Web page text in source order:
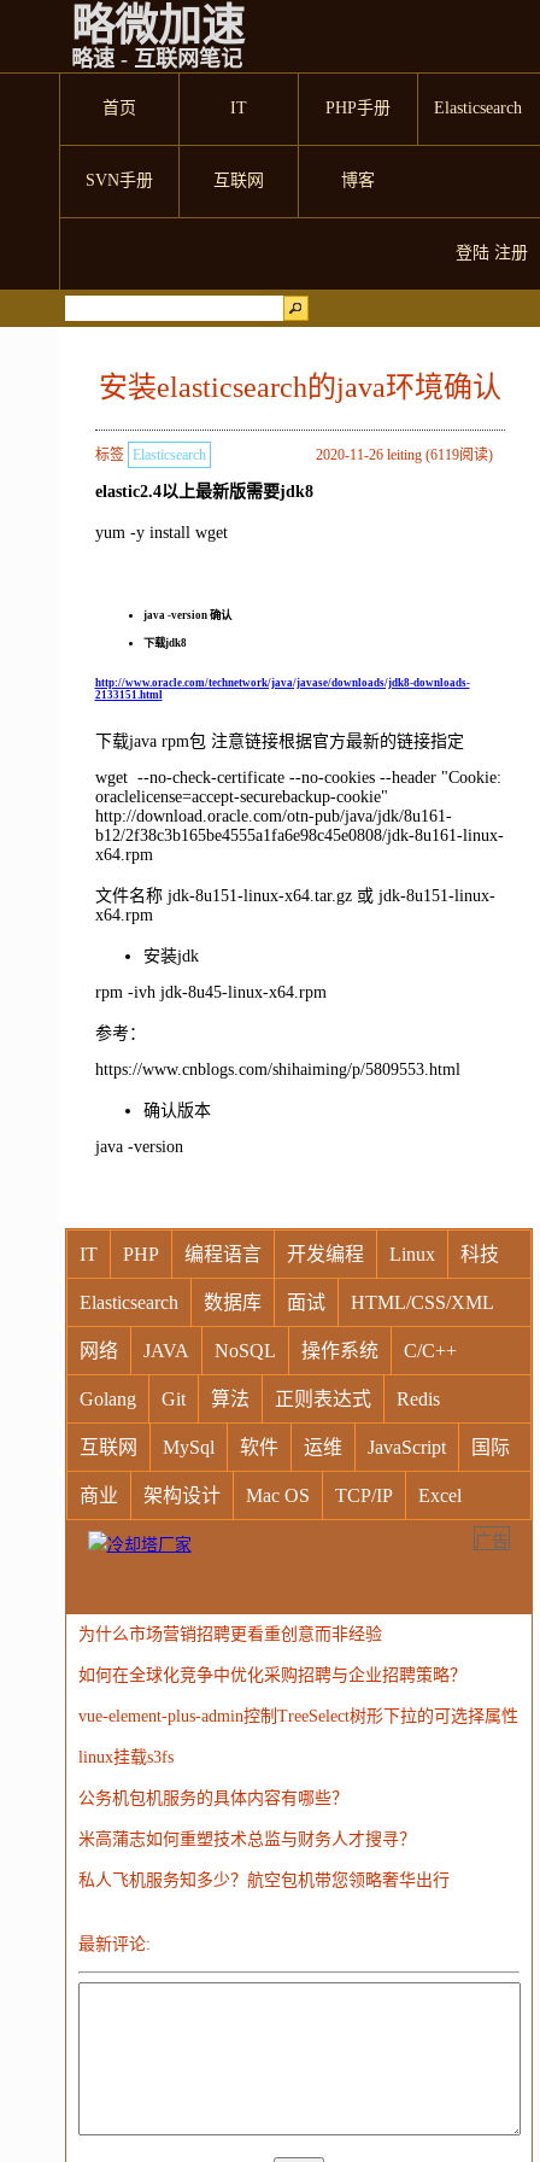
略微加速
略速 - 互联网笔记
首页 IT PHP手册 Elasticsearch
SVN手册 互联网 博客
登陆 注册
安装elasticsearch的java环境确认
2020-11-26 leiting (6119阅读)
标签 Elasticsearch
elastic2.4以上最新版需要jdk8
yum -y install wget
java -version 确认
下载jdk8
http://www.oracle.com/technetwork/java/javase/downloads/jdk8-downloads-
2133151.html
下载java rpm包 注意链接根据官方最新的链接指定
wget --no-check-certificate --no-cookies --header "Cookie:
oraclelicense=accept-securebackup-cookie"
http://download.oracle.com/otn-pub/java/jdk/8u161-
b12/2f38c3b165be4555a1fa6e98c45e0808/jdk-8u161-linux-
x64.rpm
文件名称 jdk-8u151-linux-x64.tar.gz 或 jdk-8u151-linux-
x64.rpm
安装jdk
rpm -ivh jdk-8u45-linux-x64.rpm
参考：
https://www.cnblogs.com/shihaiming/p/5809553.html
确认版本
java -version
IT PHP 编程语言 开发编程 Linux 科技
Elasticsearch 数据库 面试 HTML/CSS/XML
网络 JAVA NoSQL 操作系统 C/C++
Golang Git 算法 正则表达式 Redis
互联网 MySql 软件 运维 JavaScript 国际
商业 架构设计 Mac OS TCP/IP Excel
Windows Oracle
电子 娱乐 设计 摄影 nginx
WordPress HTTP 团建 数码电器 Docker
广告
为什么市场营销招聘更看重创意而非经验
如何在全球化竞争中优化采购招聘与企业招聘策略？
vue-element-plus-admin控制TreeSelect树形下拉的可选择属性
linux挂载s3fs
公务机包机服务的具体内容有哪些？
米高蒲志如何重塑技术总监与财务人才搜寻？
私人飞机服务知多少？航空包机带您领略奢华出行
最新评论: